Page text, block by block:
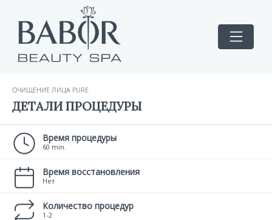
ОЧИЩЕНИЕ ЛИЦА PURE
ДЕТАЛИ ПРОЦЕДУРЫ
Время процедуры
60 min.
Время восстановления
Нет
Количество процедур
1-2